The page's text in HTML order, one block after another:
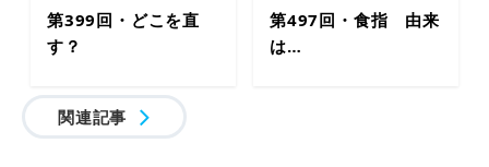
第399回・どこを直
す？
第497回・食指 由来
は…
関連記事